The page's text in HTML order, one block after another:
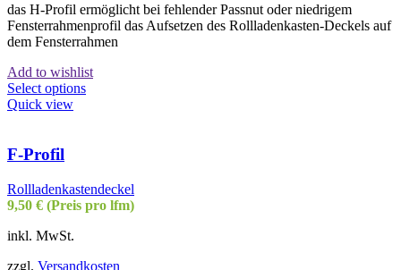
das H-Profil ermöglicht bei fehlender Passnut oder niedrigem
Fensterrahmenprofil das Aufsetzen des Rollladenkasten-Deckels auf
dem Fensterrahmen
Add to wishlist
Select options
Quick view
F-Profil
Rollladenkastendeckel
9,50 € (Preis pro lfm)
inkl. MwSt.
zzgl. Versandkosten